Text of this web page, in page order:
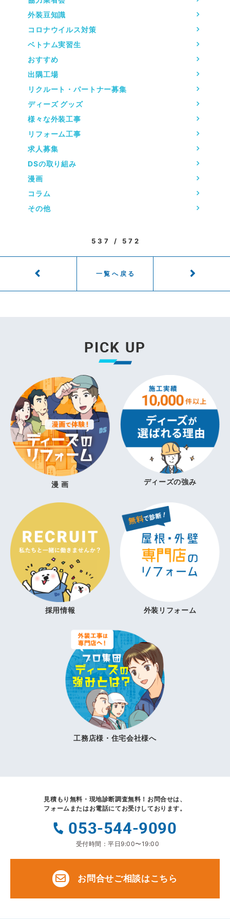
外装豆知識
コロナウイルス対策
ベトナム実習生
おすすめ
出隅工場
リクルート・パートナー募集
ディーズ グッズ
様々な外装工事
リフォーム工事
求人募集
DSの取り組み
漫画
コラム
その他
537 / 572
一覧へ戻る
PICK UP
漫 画 ディーズの強み
採用情報 外装リフォーム
工務店様・住宅会社様へ
見積もり無料・現地診断調査無料！ お問合せは、
フォームまたはお電話にてお受けしております。
053-544-9090
受付時間：平日9:00〜19:00
お問合せご相談はこちら